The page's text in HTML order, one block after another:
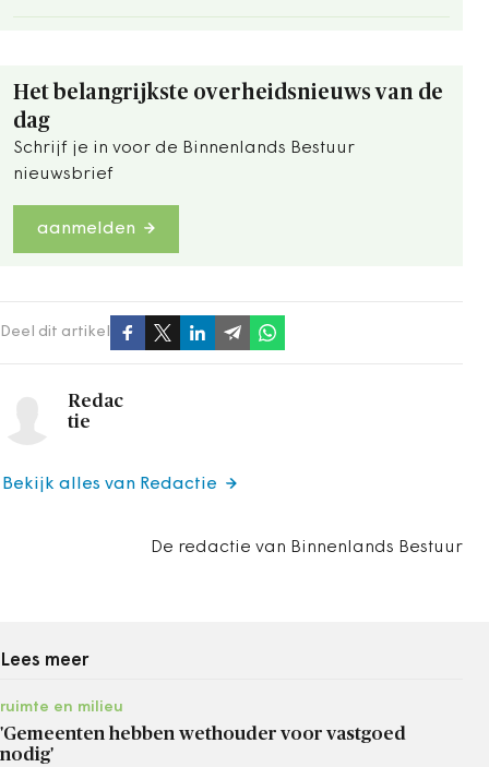
Het belangrijkste overheidsnieuws van de
dag
Schrijf je in voor de Binnenlands Bestuur
nieuwsbrief
aanmelden
Deel dit artikel
Redac
tie
De redactie van Binnenlands Bestuur
Bekijk alles van Redactie
Lees meer
ruimte en milieu
'Gemeenten hebben wethouder voor vastgoed
nodig'